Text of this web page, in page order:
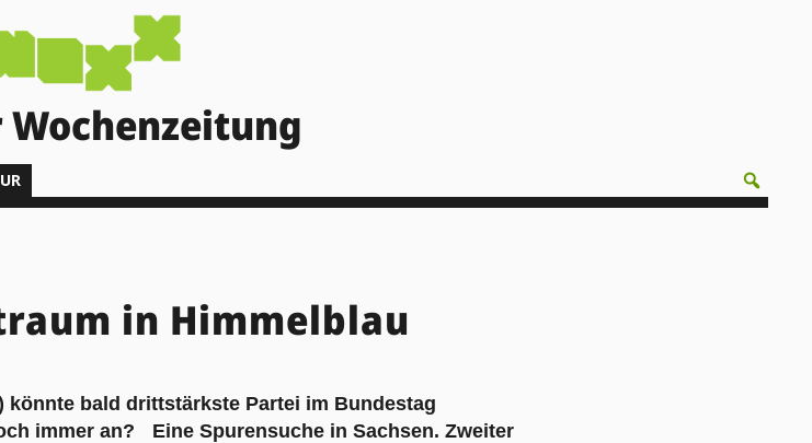
in Himmelblau
könnte bald drittstärkste Partei im Bundestag
immer an? Eine Spurensuche in Sachsen. Zweiter